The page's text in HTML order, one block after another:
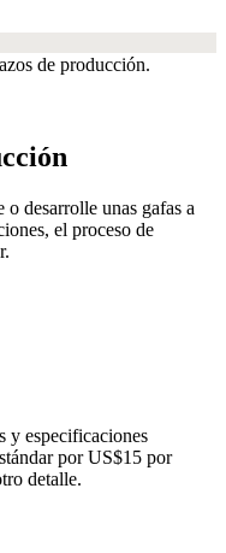
de producción.
desarrolle unas gafas a
el proceso de
y especificaciones
por US$15 por
detalle.